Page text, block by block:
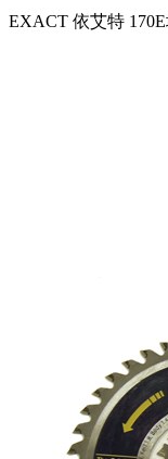
EXACT 依艾特